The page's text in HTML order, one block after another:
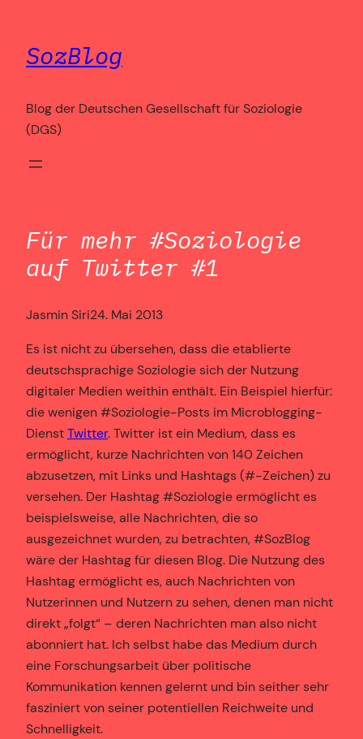
springen
SozBlog
Blog der Deutschen Gesellschaft für Soziologie
(DGS)
Für mehr #Soziologie
auf Twitter #1
Jasmin Siri24. Mai 2013
Es ist nicht zu übersehen, dass die etablierte
deutschsprachige Soziologie sich der Nutzung
digitaler Medien weithin enthält. Ein Beispiel hierfür:
die wenigen #Soziologie-Posts im Microblogging-
DienstTwitter. Twitter ist ein Medium, dass es
ermöglicht, kurze Nachrichten von 140 Zeichen
abzusetzen, mit Links und Hashtags (#-Zeichen) zu
versehen. Der Hashtag #Soziologie ermöglicht es
beispielsweise, alle Nachrichten, die so
ausgezeichnet wurden, zu betrachten, #SozBlog
wäre der Hashtag für diesen Blog. Die Nutzung des
Hashtag ermöglicht es, auch Nachrichten von
Nutzerinnen und Nutzern zu sehen, denen man nicht
direkt „folgt“ – deren Nachrichten man also nicht
abonniert hat. Ich selbst habe das Medium durch
eine Forschungsarbeit über politische
Kommunikation kennen gelernt und bin seither sehr
fasziniert von seiner potentiellen Reichweite und
Schnelligkeit.